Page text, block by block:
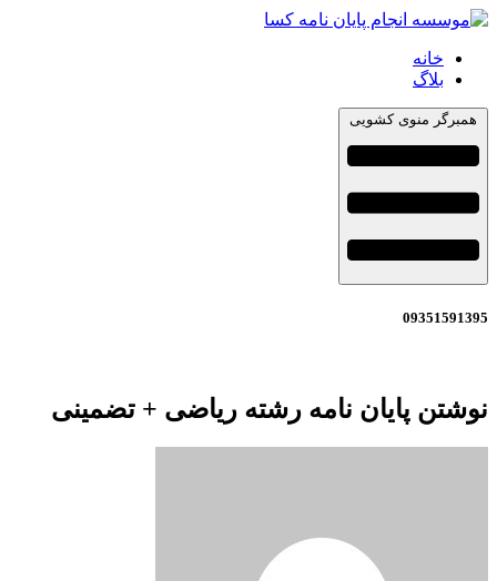
خانه
بلاگ
همبرگر منوی کشویی
09351591395
نوشتن پایان نامه رشته ریاضی + تضمینی